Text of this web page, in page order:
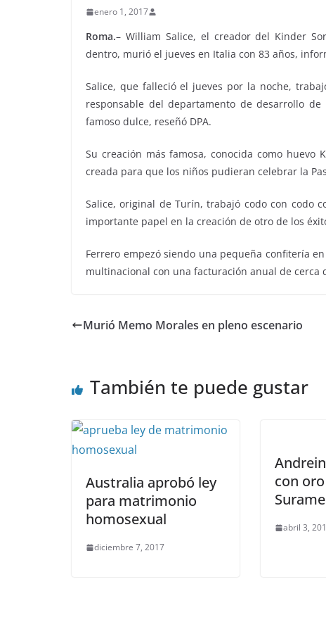
enero 1, 2017
Roma.– William Salice, el creador del Kinder
dentro, murió el jueves en Italia con 83 años,
Salice, que falleció el jueves por la noche,
responsable del departamento de desarrollo
famoso dulce, reseñó DPA.
Su creación más famosa, conocida como
creada para que los niños pudieran celebrar la
Salice, original de Turín, trabajó codo con codo
importante papel en la creación de otro de los
Ferrero empezó siendo una pequeña confitería
multinacional con una facturación anual de cerca
Murió Memo Morales en pleno escenario
También te puede gustar
Australia aprobó ley
para matrimonio
homosexual
diciembre 7, 2017
con
abril 3,